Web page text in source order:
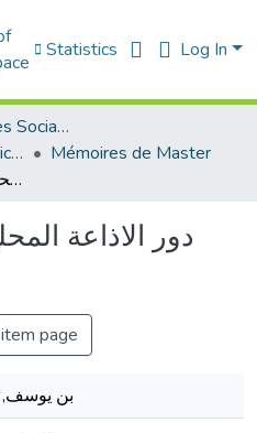
Statistics Log In
Faculté des Sciences Sociales
Département de communication
Mémoires de Master
دور الاذاعة المحلية في توعية المراة سياسيا
دور الاذاعة
page
بن يوسف,